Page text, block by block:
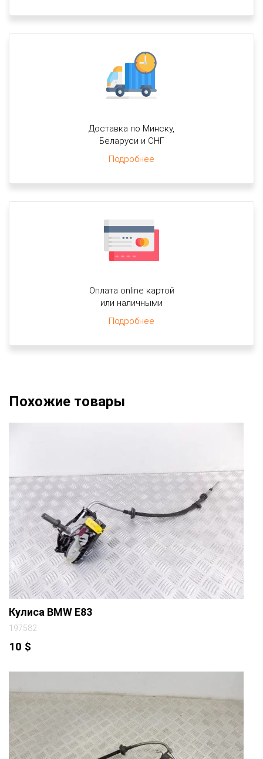
Доставка по Минску,
Беларуси и СНГ
Подробнее
Оплата online картой
или наличными
Подробнее
Похожие товары
Кулиса BMW E83
197582
10 $